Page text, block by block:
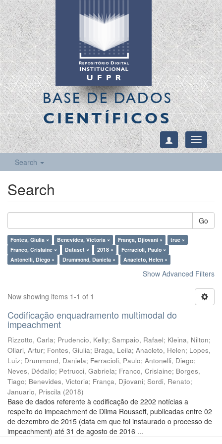
BASE DE DADOS
CIENTÍFICOS
Toggle
Search
Search
Go
Fontes, Giulia × Benevides, Victoria × França, Djiovani ×
true ×
Franco, Crislaine ×
Dataset × 2018 ×
Ferracioli, Paulo ×
Antonelli, Diego ×
Drummond, Daniela × Anacleto, Helen ×
Show Advanced Filters
Now showing items 1-1 of 1
Codificação enquadramento multimodal do
impeachment
Rizzotto, Carla; Prudencio, Kelly; Sampaio, Rafael; Kleina, Nilton;
Oliari, Artur; Fontes, Giulia; Braga, Leila; Anacleto, Helen; Lopes,
Luiz; Drummond, Daniela; Ferracioli, Paulo; Antonelli, Diego;
Neves, Dédallo; Petrucci, Gabriela; Franco, Crislaine; Borges,
Tiago; Benevides, Victoria; França, Djiovani; Sordi, Renato;
Januario, Priscila (2018)
Base de dados referente à codificação de 2202 notícias a
respeito do impeachment de Dilma Rousseff, publicadas entre 02
de dezembro de 2015 (data em que foi instaurado o processo de
impeachment) até 31 de agosto de 2016 ...